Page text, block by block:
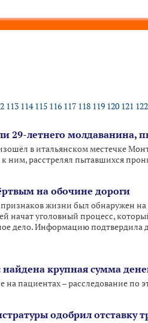
113 114 115 116 117 118 119 120 121 122
29-летнего молдаванина,
в итальянском местечке
к ним, расстрелял пытавшихся
на обочине дороги
жизни был обнаружен
начат уголовный процесс,
дело. Информацию
крупная сумма
на пациентах – расследование
одобрил отставку